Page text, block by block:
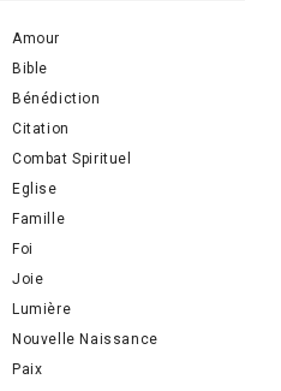
Amour
Bible
Bénédiction
Citation
Combat Spirituel
Eglise
Famille
Foi
Joie
Lumière
Nouvelle Naissance
Paix